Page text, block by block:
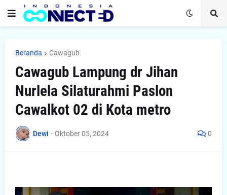
Beranda Cawagub
Cawagub Lampung dr Jihan
Nurlela Silaturahmi Paslon
Cawalkot 02 di Kota metro
Dewi - Oktober 05, 2024 0